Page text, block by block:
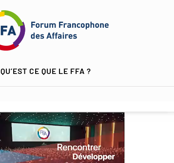
QU’EST CE QUE LE FFA ?